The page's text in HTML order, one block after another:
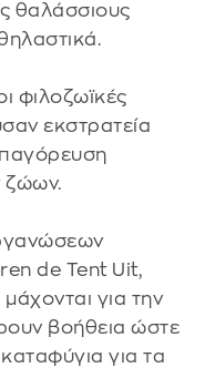
θαλάσσιους
φιλοζωϊκές
εκστρατεία
ζώων.
de Tent Uit,
για την
βοήθεια ώστε
για τα